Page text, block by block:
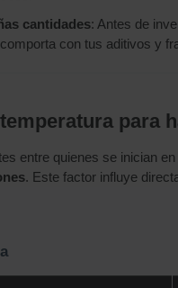
cantidades: Antes de
con tus aditivos y
para
entre quienes se inician
. Este factor influye